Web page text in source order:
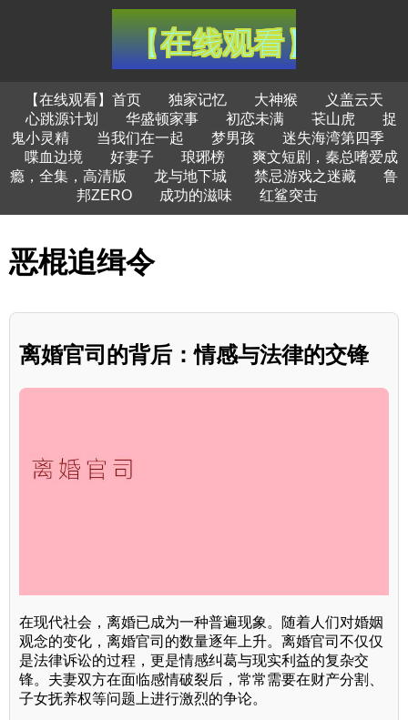
【在线观看】首页 独家记忆 大神猴
义盖云天
心跳源计划
华盛顿家事 初恋未满 苌山虎
捉
鬼小灵精
当我们在一起 梦男孩
迷失海湾第四季
喋血边境
好妻子 琅琊榜
爽文短剧，秦总嗜爱成
瘾，全集，高清版
龙与地下城 禁忌游戏之迷藏
鲁
邦ZERO
成功的滋味 红鲨突击
恶棍追缉令
离婚官司的背后：情感与法律的交锋
在现代社会，离婚已成为一种普遍现象。随着人们对婚姻
观念的变化，离婚官司的数量逐年上升。离婚官司不仅仅
是法律诉讼的过程，更是情感纠葛与现实利益的复杂交
锋。夫妻双方在面临感情破裂后，常常需要在财产分割、
子女抚养权等问题上进行激烈的争论。